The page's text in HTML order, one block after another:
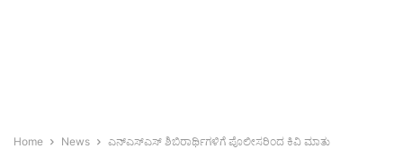
Home News ಎನ್‌ಎಸ್‌ಎಸ್ ಶಿಬಿರಾರ್ಥಿಗಳಿಗೆ ಪೊಲೀಸರಿಂದ ಕಿವಿ ಮಾತು